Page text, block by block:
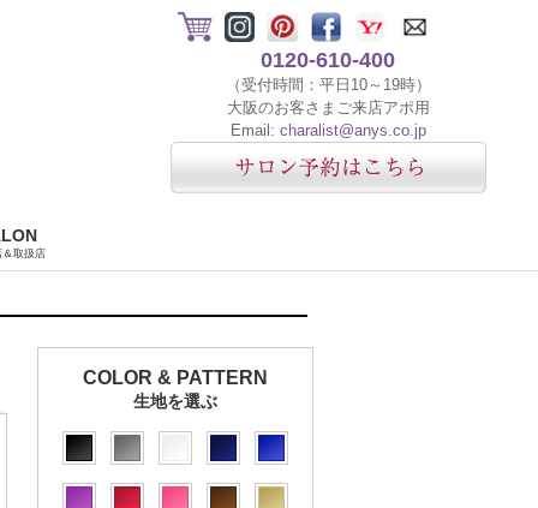
0120-610-400
（受付時間：平日10～19時）
大阪のお客さまご来店アポ用
Email: charalist@anys.co.jp
＆取扱店
COLOR & PATTERN
生地を選ぶ